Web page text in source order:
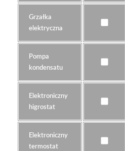
Grzałka
elektryczna
Pompa
kondensatu
Elektroniczny
higrostat
Elektroniczny
termostat